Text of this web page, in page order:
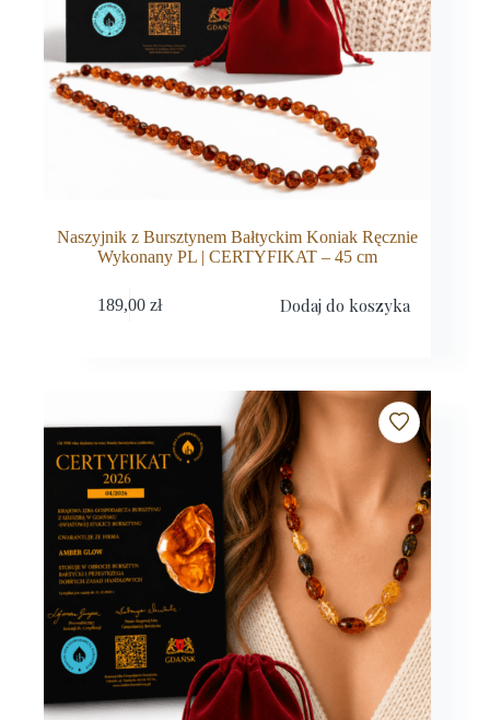
Naszyjnik z Bursztynem Bałtyckim Koniak Ręcznie
Wykonany PL | CERTYFIKAT – 45 cm
189,00zł Dodaj do koszyka